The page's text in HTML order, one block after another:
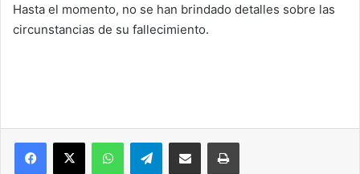
Hasta el momento, no se han brindado detalles sobre las
circunstancias de su fallecimiento.
Facebook
X WhatsAppTelegramCompartir vía correo electrónicoImprimir